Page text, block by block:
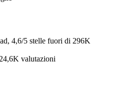
4,6/5 stelle fuori di 296K
valutazioni